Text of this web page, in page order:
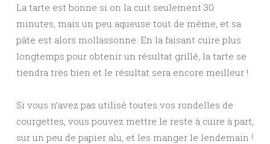
La tarte est bonne si on la cuit seulement 30
minutes, mais un peu aqueuse tout de même, et sa
pâte est alors mollassonne. En la faisant cuire plus
longtemps pour obtenir un résultat grillé, la tarte se
tiendra très bien et le résultat sera encore meilleur !
Si vous n’avez pas utilisé toutes vos rondelles de
courgettes, vous pouvez mettre le reste à cuire à part,
sur un peu de papier alu, et les manger le lendemain !